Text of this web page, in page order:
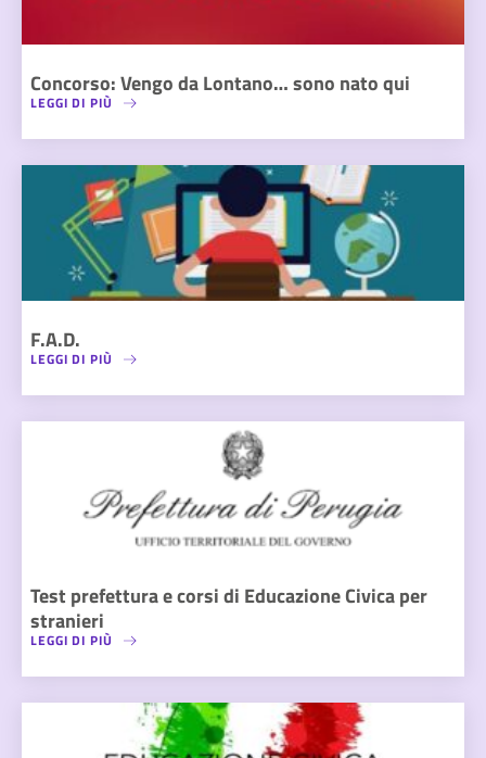
Concorso: Vengo da Lontano… sono nato qui
LEGGI DI PIÙ
F.A.D.
LEGGI DI PIÙ
Test prefettura e corsi di Educazione Civica per
stranieri
LEGGI DI PIÙ